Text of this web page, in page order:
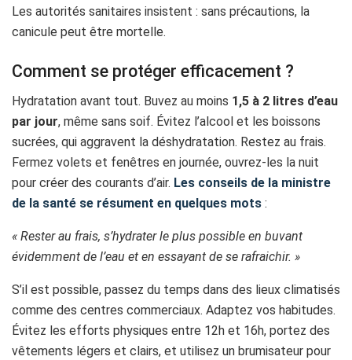
Les autorités sanitaires insistent : sans précautions, la
canicule peut être mortelle.
Comment se protéger efficacement ?
Hydratation avant tout. Buvez au moins 1,5 à 2 litres d’eau
par jour, même sans soif. Évitez l’alcool et les boissons
sucrées, qui aggravent la déshydratation. Restez au frais.
Fermez volets et fenêtres en journée, ouvrez-les la nuit
pour créer des courants d’air. Les conseils de la ministre
de la santé se résument en quelques mots :
« Rester au frais, s’hydrater le plus possible en buvant
évidemment de l’eau et en essayant de se rafraichir. »
S’il est possible, passez du temps dans des lieux climatisés
comme des centres commerciaux. Adaptez vos habitudes.
Évitez les efforts physiques entre 12h et 16h, portez des
vêtements légers et clairs, et utilisez un brumisateur pour